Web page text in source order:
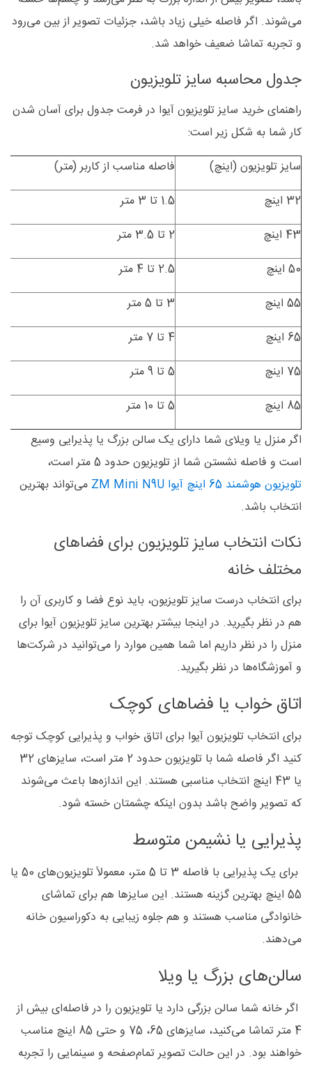
می‌شوند. اگر فاصله خیلی زیاد باشد، جزئیات تصویر از بین می‌رود
و تجربه تماشا ضعیف خواهد شد.
جدول محاسبه سایز تلویزیون
راهنمای خرید سایز تلویزیون آیوا در فرمت جدول برای آسان شدن
کار شما به شکل زیر است:
سایز تلویزیون (اینچ)
فاصله مناسب از کاربر (متر)
32 اینچ
1.5 تا 3 متر
43 اینچ
2 تا 3.5 متر
50 اینچ
2.5 تا 4 متر
55 اینچ
3 تا 5 متر
65 اینچ
4 تا 7 متر
75 اینچ
5 تا 9 متر
85 اینچ
5 تا 10 متر
اگر منزل یا ویلای شما دارای یک سالن بزرگ یا پذیرایی وسیع
است و فاصله نشستن شما از تلویزیون حدود 5 متر است،
تلویزیون هوشمند 65 اینچ آیوا ZM Mini N9U
می‌تواند بهترین
انتخاب باشد.
نکات انتخاب سایز تلویزیون برای فضاهای
مختلف خانه
برای انتخاب درست سایز تلویزیون، باید نوع فضا و کاربری آن را
هم در نظر بگیرید. در اینجا بیشتر بهترین سایز تلویزیون آیوا برای
منزل را در نظر داریم اما شما همین موارد را می‌توانید در شرکت‌ها
و آموزشگاه‌ها در نظر بگیرید.
اتاق خواب یا فضاهای کوچک
برای انتخاب تلویزیون آیوا برای اتاق خواب و پذیرایی کوچک توجه
کنید اگر فاصله شما با تلویزیون حدود 2 متر است، سایزهای 32
یا 43 اینچ انتخاب مناسبی هستند. این اندازه‌ها باعث می‌شوند
که تصویر واضح باشد بدون اینکه چشمتان خسته شود.
پذیرایی یا نشیمن متوسط
برای یک پذیرایی با فاصله 3 تا 5 متر، معمولاً تلویزیون‌های 50 یا
55 اینچ بهترین گزینه هستند. این سایزها هم برای تماشای
خانوادگی مناسب هستند و هم جلوه زیبایی به دکوراسیون خانه
می‌دهند.
سالن‌های بزرگ یا ویلا
اگر خانه شما سالن بزرگی دارد یا تلویزیون را در فاصله‌ای بیش از
4 متر تماشا می‌کنید، سایزهای 65، 75 و حتی 85 اینچ مناسب
خواهند بود. در این حالت تصویر تمام‌صفحه و سینمایی را تجربه